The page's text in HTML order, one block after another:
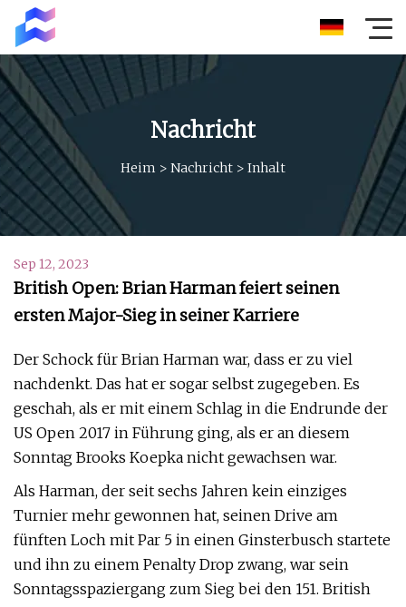
Nachricht
Heim > Nachricht > Inhalt
Sep 12, 2023
British Open: Brian Harman feiert seinen
ersten Major-Sieg in seiner Karriere
Der Schock für Brian Harman war, dass er zu viel
nachdenkt. Das hat er sogar selbst zugegeben. Es
geschah, als er mit einem Schlag in die Endrunde der
US Open 2017 in Führung ging, als er an diesem
Sonntag Brooks Koepka nicht gewachsen war.
Als Harman, der seit sechs Jahren kein einziges
Turnier mehr gewonnen hat, seinen Drive am
fünften Loch mit Par 5 in einen Ginsterbusch startete
und ihn zu einem Penalty Drop zwang, war sein
Sonntagsspaziergang zum Sieg bei den 151. British